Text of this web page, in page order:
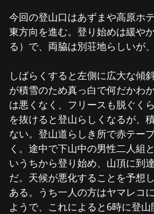
今回の登山口はあずまや高原ホ
東方向を進む。登り始めは緩や
る）で、両脇は別荘地らしいが
しばらくすると左側に広大な傾
が積雪のため真っ白で何だかわ
は悪くなく、フリースも脱ぐく
を抜けると登山らしくなるが、
ない。登山道らしき所で赤テー
く。途中で下山中の男性二人組
いうちから登り始め、山頂に到
だ。天候が悪化することを予想
ある。うち一人の方はヤマレコ
ようで、これによると6時に登